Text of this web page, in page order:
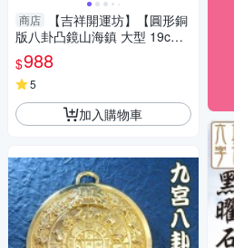
商店
【吉祥開運坊】【圓形銅
版八卦凸鏡山海鎮 大型 19cm
化屋外煞氣 】開光 擇日
$988
5
加入購物車